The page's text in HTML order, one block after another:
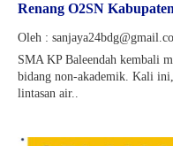
Renang O2SN
Oleh :
SMA KP Baleendah kembali
bidang non-akademik. Kali
lintasan air..